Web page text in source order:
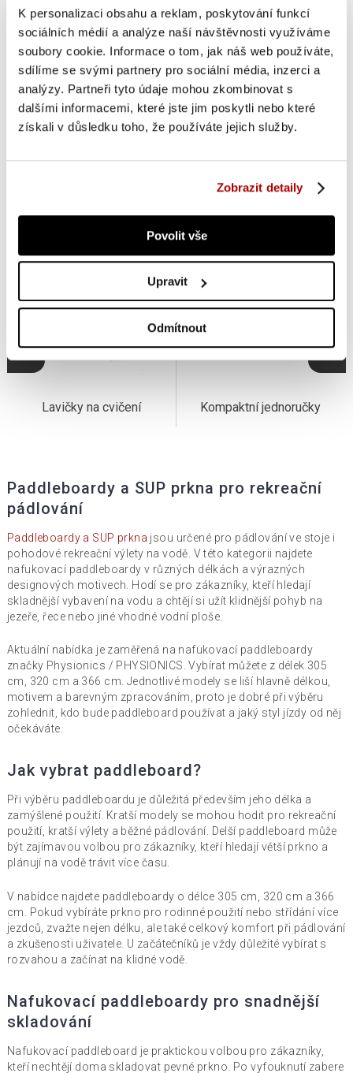
K personalizaci obsahu a reklam, poskytování funkcí
sociálních médií a analýze naší návštěvnosti využíváme
soubory cookie. Informace o tom, jak náš web používáte,
sdílíme se svými partnery pro sociální média, inzerci a
analýzy. Partneři tyto údaje mohou zkombinovat s
dalšími informacemi, které jste jim poskytli nebo které
získali v důsledku toho, že používáte jejich služby.
Zobrazit detaily
Povolit vše
Upravit
Odmítnout
Nafukovací SUP prkno snadno převezete v autě, po
vyfouknutí ho pohodlně uskladníte a u vody ho během
několika minut připravíte k použití. Hodí se na klidné jezero,
mírnou řeku i pohodové pádlování u moře. V nabídce najdete
nafukovací paddleboardy pro začátečníky, dospívající i
dospělé uživatele, kteří chtějí spojit pohyb, rovnováhu a relax
na vodní hladině. Při výběru se zaměřte především na délku,
pádlo, pumpa, batoh, bezpečnostní lanko nebo ploutve.
Lavičky na cvičení Kompaktní jednoručky
Paddleboardy a SUP prkna pro rekreační
pádlování
Paddleboardy a SUP prkna jsou určené pro pádlování ve stoje i
pohodové rekreační výlety na vodě. V této kategorii najdete
nafukovací paddleboardy v různých délkách a výrazných
designových motivech. Hodí se pro zákazníky, kteří hledají
skladnější vybavení na vodu a chtějí si užít klidnější pohyb na
jezeře, řece nebo jiné vhodné vodní ploše.
Aktuální nabídka je zaměřená na nafukovací paddleboardy
značky Physionics / PHYSIONICS. Vybírat můžete z délek 305
cm, 320 cm a 366 cm. Jednotlivé modely se liší hlavně délkou,
motivem a barevným zpracováním, proto je dobré při výběru
zohlednit, kdo bude paddleboard používat a jaký styl jízdy od něj
očekáváte.
Jak vybrat paddleboard?
Při výběru paddleboardu je důležitá především jeho délka a
zamýšlené použití. Kratší modely se mohou hodit pro rekreační
použití, kratší výlety a běžné pádlování. Delší paddleboard může
být zajímavou volbou pro zákazníky, kteří hledají větší prkno a
plánují na vodě trávit více času.
V nabídce najdete paddleboardy o délce 305 cm, 320 cm a 366
cm. Pokud vybíráte prkno pro rodinné použití nebo střídání více
jezdců, zvažte nejen délku, ale také celkový komfort při pádlování
a zkušenosti uživatele. U začátečníků je vždy důležité vybírat s
rozvahou a začínat na klidné vodě.
Nafukovací paddleboardy pro snadnější
skladování
Nafukovací paddleboard je praktickou volbou pro zákazníky,
kteří nechtějí doma skladovat pevné prkno. Po vyfouknutí zabere